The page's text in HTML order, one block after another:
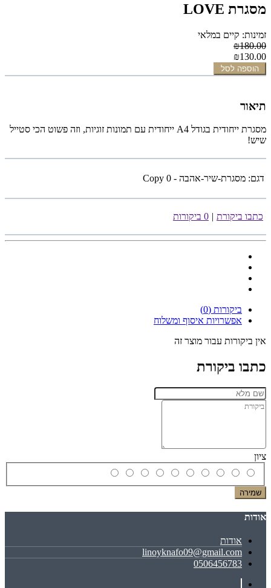
מסגרת LOVE
זמינות: קיים במלאי
₪180.00
₪130.00
הוספה לסל
תיאור
מסגרת ייחודית בגודל A4 ייחודית עם תמונות זוגיות, וזה פשוט הכי סטייל
שיש!
דגם: מסגרת-שיר-אהבה - Copy 0
כתבו ביקורת | 0 ביקורות
ביקורות (0)
אפשרויות איסוף ומשלוח
אין ביקורות עבור מוצר זה
כתבו ביקורת
ציון
שמירה
אודות
אודות
linoyknafo09@gmail.com
0506456783